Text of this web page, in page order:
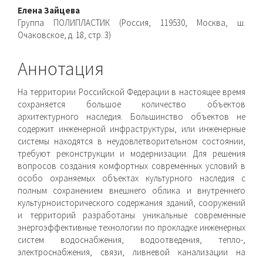
Елена Зайцева
Группа ПОЛИПЛАСТИК (Россия, 119530, Москва, ш.
Очаковское, д. 18, стр. 3)
Аннотация
На территории Российской Федерации в настоящее время
сохраняется большое количество объектов
архитектурного наследия. Большинство объектов не
содержит инженерной инфраструктуры, или инженерные
системы на­ходятся в неудовлетворительном состоянии,
требуют рекон­струкции и модернизации. Для решения
вопросов создания комфортных современных условий в
особо охраняемых объектах культурного наследия с
полным сохранением внешнего облика и внутреннего
культурноисторического содержания зданий, со­оружений
и территорий разработаны уникальные современные
энергоэффективные технологии по прокладке инженерных
систем водоснабжения, водоотведения, тепло-,
электроснаб­жения, связи, ливневой канализации на